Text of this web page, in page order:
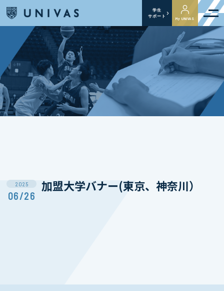
学生
サポート
My UNIVAS
2025
06/26
加盟大学バナー(東京、神奈川）